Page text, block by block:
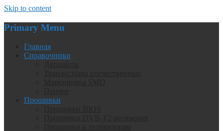
Skip to content
Primary Menu
Главная
Справочники
Прошивки